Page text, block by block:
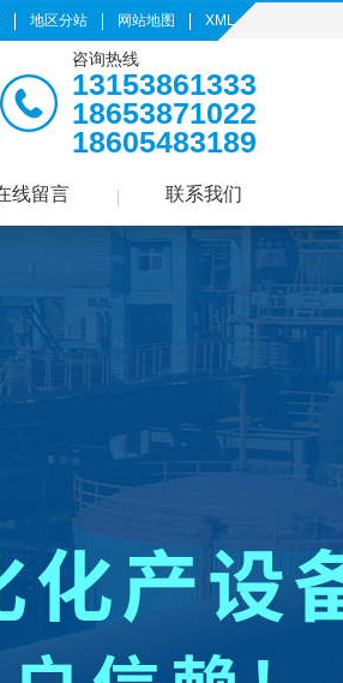
地区分站 网站地图 XML
咨询热线
13153861333
18653871022
18605483189
线留言 联系我们